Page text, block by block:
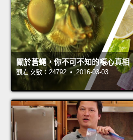
關於蒼蠅，你不可不知的噁心真相
觀看次數：24792 • 2016-03-03